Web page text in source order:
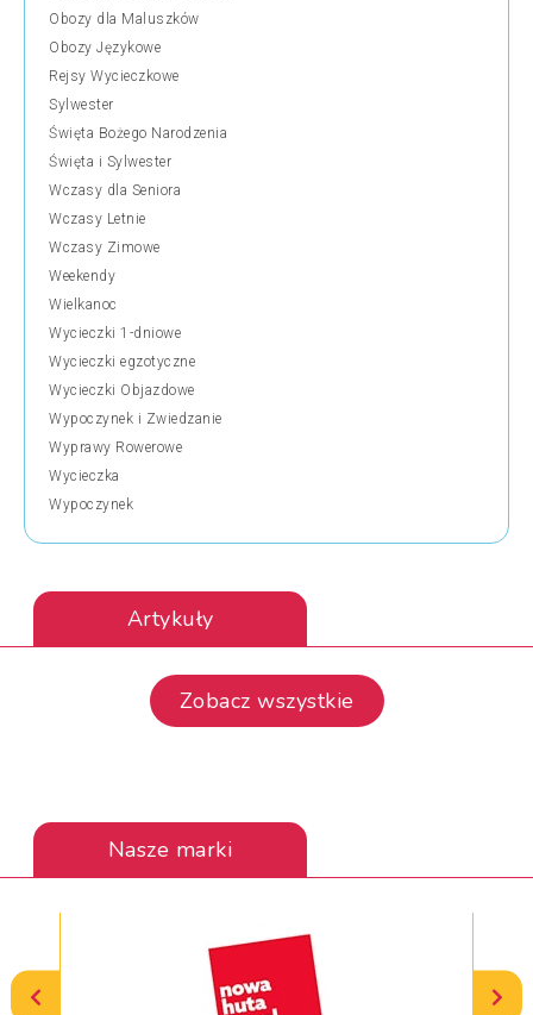
Obozy dla Maluszków
Obozy Językowe
Rejsy Wycieczkowe
Sylwester
Święta Bożego Narodzenia
Święta i Sylwester
Wczasy dla Seniora
Wczasy Letnie
Wczasy Zimowe
Weekendy
Wielkanoc
Wycieczki 1-dniowe
Wycieczki egzotyczne
Wycieczki Objazdowe
Wypoczynek i Zwiedzanie
Wyprawy Rowerowe
Wycieczka
Wypoczynek
Artykuły
Zobacz wszystkie
Nasze marki